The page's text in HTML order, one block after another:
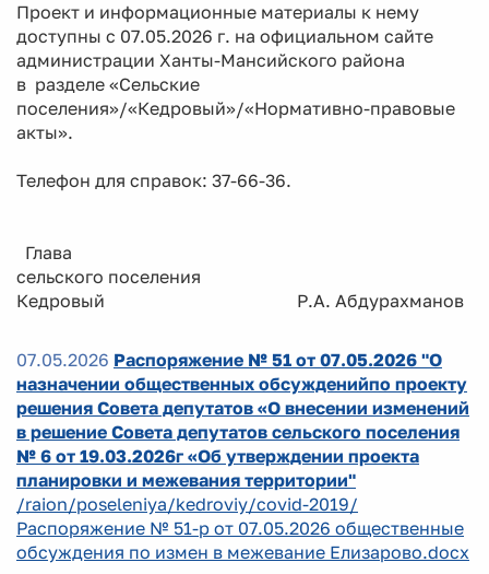
Проект и информационные материалы к нему
доступны с 07.05.2026 г. на официальном сайте
администрации Ханты-Мансийского района
в разделе «Сельские
поселения»/«Кедровый»/«Нормативно-правовые
акты».
Телефон для справок: 37-66-36.
Глава
сельского поселения
Кедровый Р.А. Абдурахманов
07.05.2026 Распоряжение № 51 от 07.05.2026 "О
назначении общественных обсужденийпо проекту
решения Совета депутатов «О внесении изменений
в решение Совета депутатов сельского поселения
№ 6 от 19.03.2026г «Об утверждении проекта
планировки и межевания территории"
/raion/poseleniya/kedroviy/covid-2019/
Распоряжение № 51-р от 07.05.2026 общественные
обсуждения по измен в межевание Елизарово.docx